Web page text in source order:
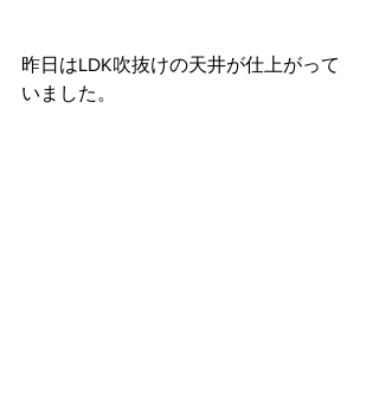
昨日はLDK吹抜けの天井が仕上がって
いました。